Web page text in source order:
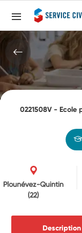
0221508V - Ecole
Plounévez-Quintin
(22)
Description